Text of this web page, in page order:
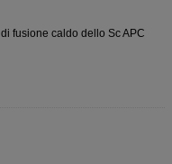
fusione caldo dello Sc APC